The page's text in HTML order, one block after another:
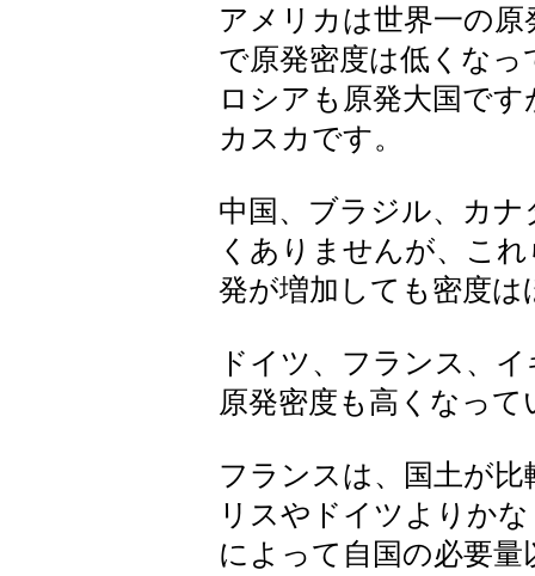
アメリカは世界一の
で原発密度は低くなっ
ロシアも原発大国で
カスカです。
中国、ブラジル、カ
くありませんが、こ
発が増加しても密度
ドイツ、フランス、
原発密度も高くなって
フランスは、国土が
リスやドイツよりか
によって自国の必要